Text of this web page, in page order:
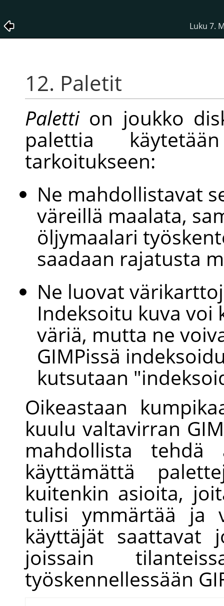
Luku 7.
12. Paletit
Palettion joukko
palettia
tarkoitukseen:
Ne mahdollistavat
väreillä maalata,
öljymaalari
saadaan rajatusta
Ne luovat
Indeksoitu kuva voi
väriä, mutta ne
GIMPissä
kutsutaan
Oikeastaan
kuulu valtavirran
mahdollista tehdä
käyttämättä
kuitenkin asioita,
tulisi ymmärtää ja
käyttäjät saattavat
joissain
työskennellessään